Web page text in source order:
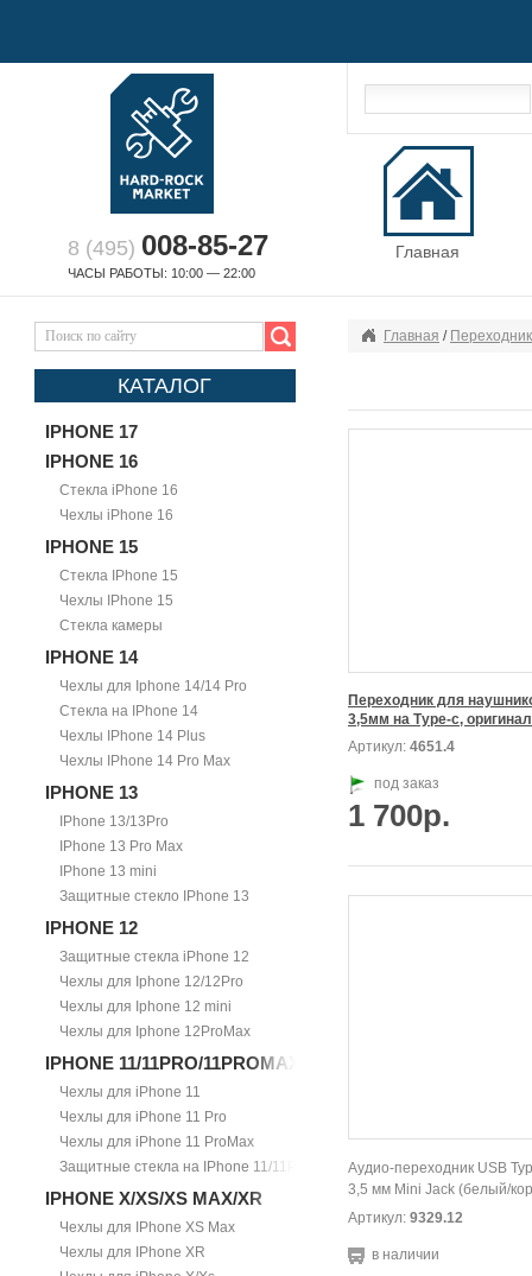
8 (495) 008-85-27
ЧАСЫ РАБОТЫ: 10:00 — 22:00
Главная
КАТАЛОГ
IPHONE 17
IPHONE 16
Стекла iPhone 16
Чехлы iPhone 16
IPHONE 15
Стекла IPhone 15
Чехлы IPhone 15
Стекла камеры
IPHONE 14
Чехлы для Iphone 14/14 Pro
Стекла на IPhone 14
Чехлы IPhone 14 Plus
Чехлы IPhone 14 Pro Max
IPHONE 13
IPhone 13/13Pro
IPhone 13 Pro Max
IPhone 13 mini
Защитные стекло IPhone 13
IPHONE 12
Защитные стекла iPhone 12
Чехлы для Iphone 12/12Pro
Чехлы для Iphone 12 mini
Чехлы для Iphone 12ProMax
IPHONE 11/11PRO/11PROMAX
Чехлы для iPhone 11
Чехлы для iPhone 11 Pro
Чехлы для iPhone 11 ProMax
Защитные стекла на IPhone 11/11Pro/11ProMax
IPHONE X/XS/XS MAX/XR
Чехлы для IPhone XS Max
Чехлы для IPhone XR
Главная /
Переходник для
Артикул: 4651.4
под заказ
1 700р.
Аудио-переходник USB
3,5 мм Mini Jack (белый/
Артикул: 9329.12
в наличии